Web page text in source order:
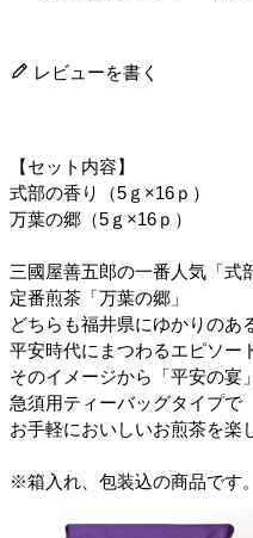
レビューを書く
【セット内容】
式部の香り（5ｇ×16ｐ）
万葉の郷（5ｇ×16ｐ）
三國屋善五郎の一番人気「式
定番煎茶「万葉の郷」
どちらも福井県にゆかりのあ
平安時代にまつわるエピソー
そのイメージから「平安の宴
急須用ティーバッグタイプで
お手軽においしいお煎茶を楽
※箱入れ、包装込の商品です。